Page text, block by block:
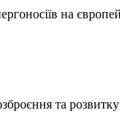
на
та